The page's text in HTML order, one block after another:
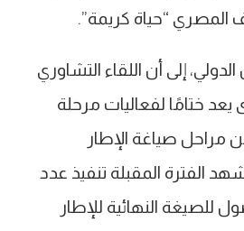
المصري “حياة كريمة”.
إلى أن اللقاء التشاوري
ختامًا لفعاليات مرحلة
مراحل صياغة الإطار
الفترة المقبلة تنفيذ عدد
للصيغة النهائية للإطار